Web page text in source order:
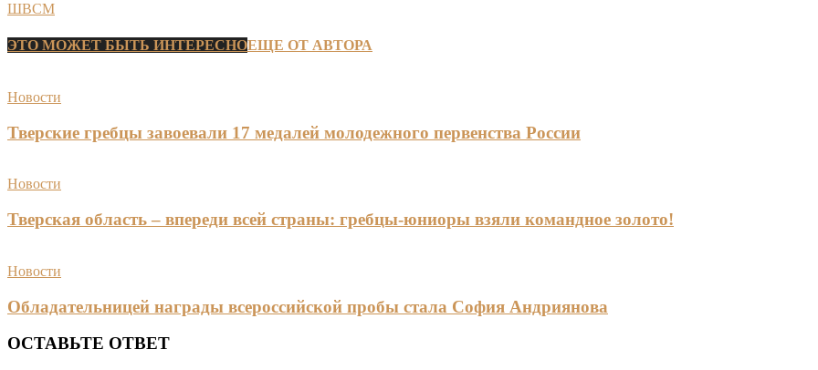
ШВСМ
ЭТО МОЖЕТ БЫТЬ ИНТЕРЕСНОЕЩЕ ОТ АВТОРА
Новости
Тверские гребцы завоевали 17 медалей молодежного первенства России
Новости
Тверская область – впереди всей страны: гребцы-юниоры взяли командное золото!
Новости
Обладательницей награды всероссийской пробы стала София Андриянова
ОСТАВЬТЕ ОТВЕТ